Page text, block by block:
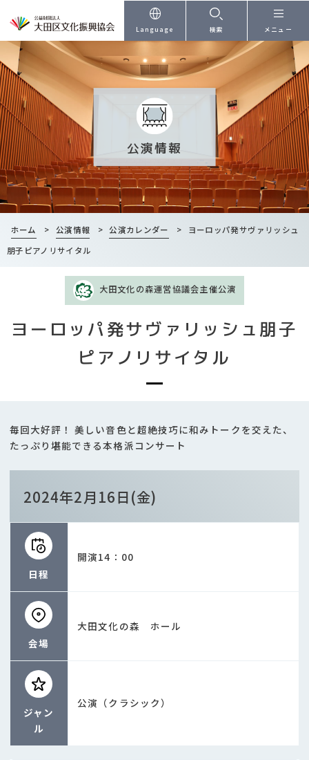
本文へ
Language 検索 メニュー
公演情報
ホーム > 公演情報 > 公演カレンダー >
ヨーロッパ発サヴァリッシュ
朋子ピアノリサイタル
大田文化の森運営協議会主催公演
ヨーロッパ発サヴァリッシュ朋子
ピアノリサイタル
毎回大好評！ 美しい音色と超絶技巧に和みトークを交えた、
たっぷり堪能できる本格派コンサート
2024年2月16日(金)
日程
開演14：00
会場
大田文化の森 ホール
ジャン
ル
公演（クラシック）